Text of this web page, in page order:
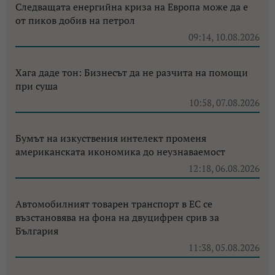
Следващата енергийна криза на Европа може да е
от пиков добив на петрол
09:14, 10.08.2026
Хага даде тон: Бизнесът да не разчита на помощи
при суша
10:58, 07.08.2026
Бумът на изкуствения интелект променя
американската икономика до неузнаваемост
12:18, 06.08.2026
Автомобилният товарен транспорт в ЕС се
възстановява на фона на двуцифрен срив за
България
11:38, 05.08.2026